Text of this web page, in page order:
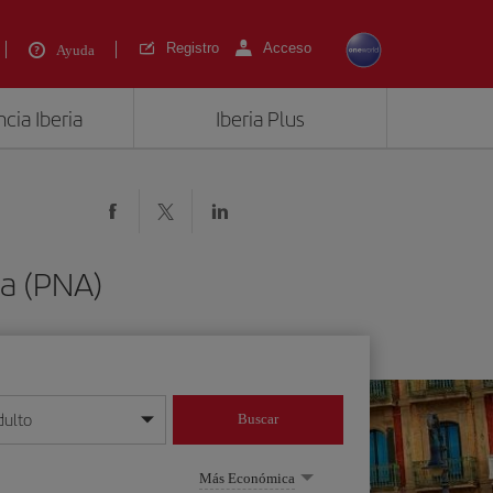
Ayuda Registro Acceso
Iberia Iberia Plus
(PNA)
mes/año
Buscar
Más Económica